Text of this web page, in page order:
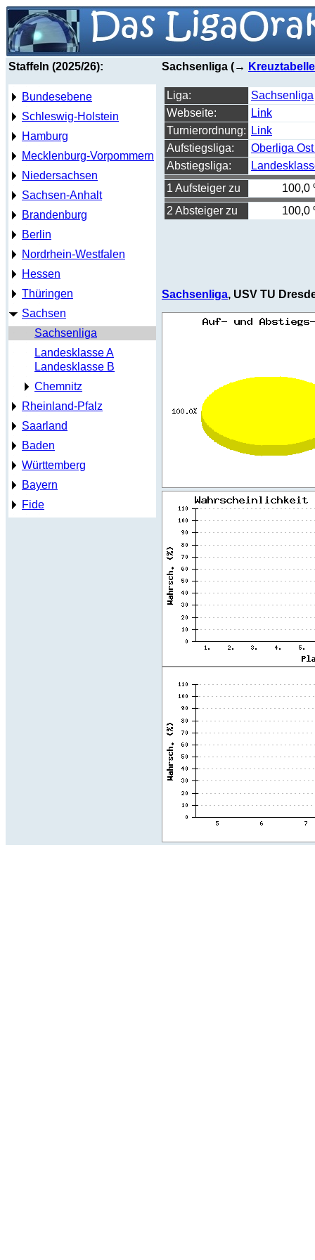
Staffeln (2025/26):
Bundesebene
Schleswig-Holstein
Hamburg
Mecklenburg-Vorpommern
Niedersachsen
Sachsen-Anhalt
Brandenburg
Berlin
Nordrhein-Westfalen
Hessen
Thüringen
Sachsen
Sachsenliga
Landesklasse A
Landesklasse B
Chemnitz
Rheinland-Pfalz
Saarland
Baden
Württemberg
Bayern
Fide
Sachsenliga (→ Kreuztabelle
Liga:
Sachsenliga
Webseite:
Link
Turnierordnung:
Link
Aufstiegsliga:
Oberliga
Abstiegsliga:
1 Aufsteiger zu
100,0
2 Absteiger zu
100,0
Sachsenliga, USV TU